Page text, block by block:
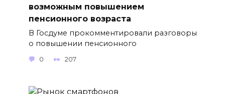
возможным повышением
пенсионного возраста
В Госдуме прокомментировали разговоры
о повышении пенсионного
0 207